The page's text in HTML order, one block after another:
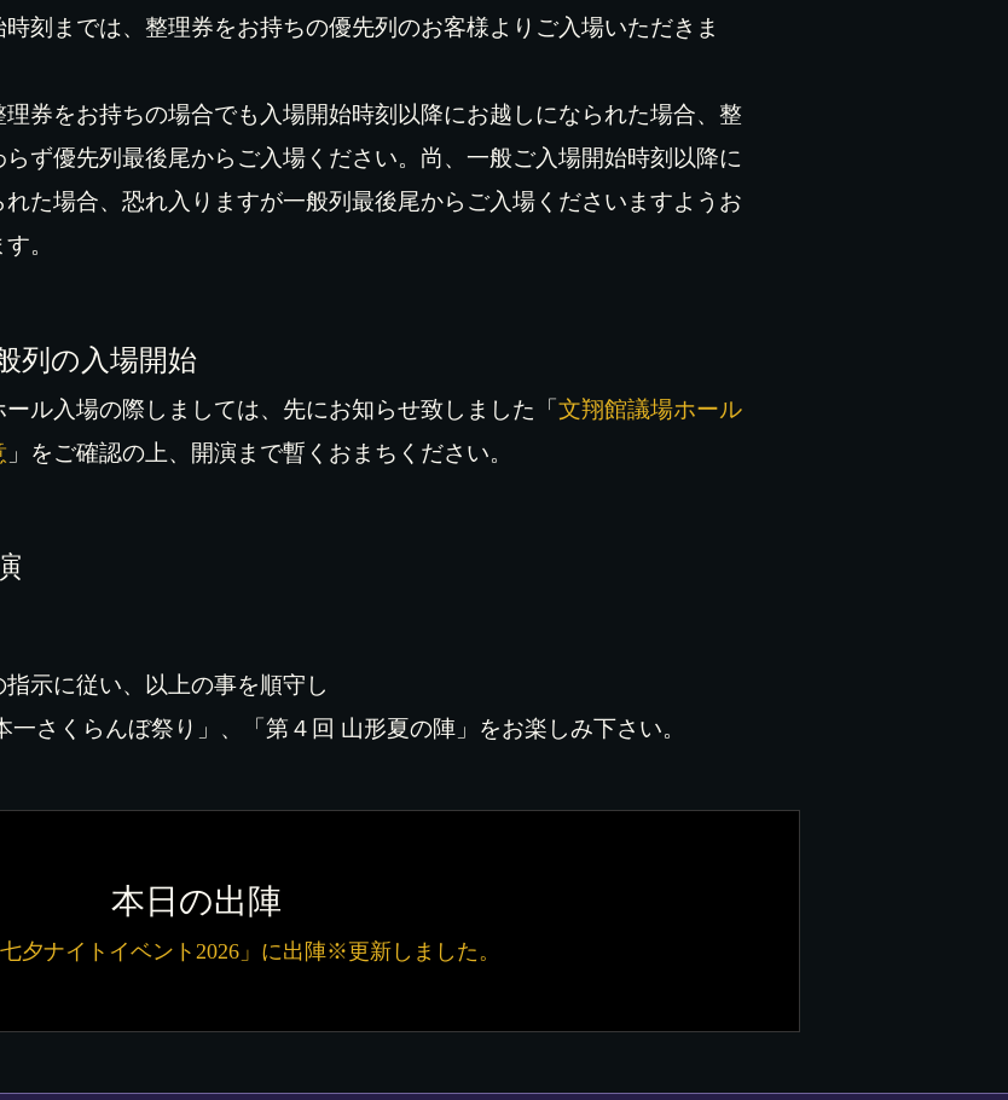
刻までは、整理券をお持ちの優先列のお客様よりご入場いただきま
理券をお持ちの場合でも入場開始時刻以降にお越しになられた場合、整
ず優先列最後尾からご入場ください。尚、一般ご入場開始時刻以降に
れた場合、恐れ入りますが一般列最後尾からご入場くださいますようお
。
列の入場開始
ル入場の際しましては、先にお知らせ致しました「 文翔館議場ホール
」をご確認の上、開演まで暫くおまちください。
示に従い、
以上の事を順守し
一さくらんぼ祭り」、「第４回 山形夏の陣」をお楽しみ下さい。
本日の出陣
七夕ナイトイベント2026」に出陣※更新しました。